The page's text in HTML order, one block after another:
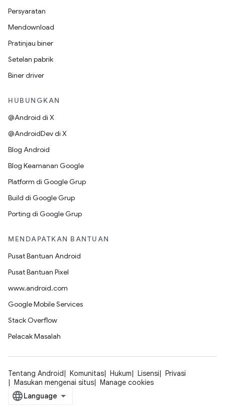
Persyaratan
Mendownload
Pratinjau biner
Setelan pabrik
Biner driver
HUBUNGKAN
@Android di X
@AndroidDev di X
Blog Android
Blog Keamanan Google
Platform di Google Grup
Build di Google Grup
Porting di Google Grup
MENDAPATKAN BANTUAN
Pusat Bantuan Android
Pusat Bantuan Pixel
www.android.com
Google Mobile Services
Stack Overflow
Pelacak Masalah
Tentang Android Komunitas Hukum Lisensi
Privasi
Masukan mengenai situs
Manage cookies